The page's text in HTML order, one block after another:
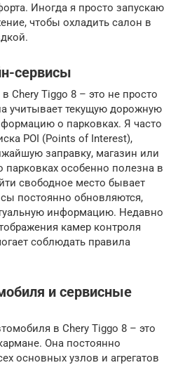
Иногда я просто запускаю
чтобы охладить салон в
сервисы
Chery Tiggo 8 – это не просто
учитывает текущую дорожную
о парковках. Я часто
POI (Points of Interest),
заправку, магазин или
особенно полезна в
свободное место бывает
постоянно обновляются,
информацию. Недавно
камер контроля
соблюдать правила
и сервисные
в Chery Tiggo 8 – это
Она постоянно
основных узлов и агрегатов